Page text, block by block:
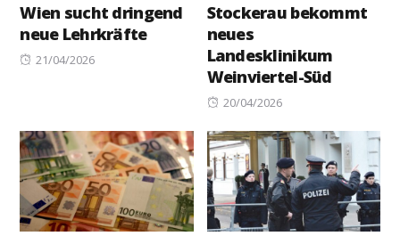
Wien sucht dringend
neue Lehrkräfte
Posted
21/04/2026
Stockerau bekommt
neues
Landesklinikum
Weinviertel-Süd
Posted
20/04/2026